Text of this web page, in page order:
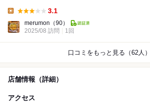
3.1
merumon （90）
2025/08 訪問
1回
口コミをもっと見る（62人）
店舗情報（詳細）
アクセス